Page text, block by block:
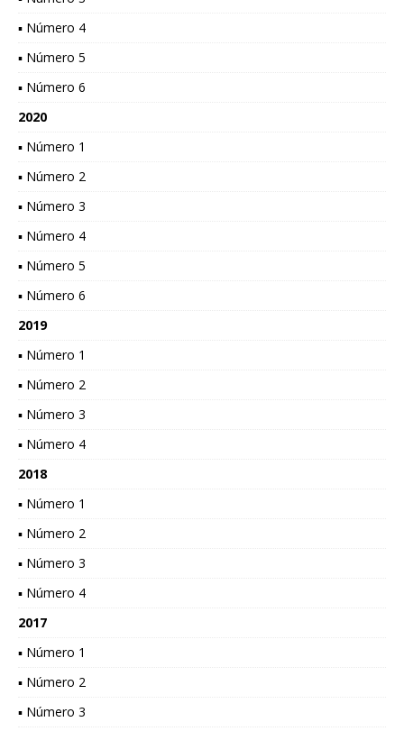
▪ Número 4
▪ Número 5
▪ Número 6
2020
▪ Número 1
▪ Número 2
▪ Número 3
▪ Número 4
▪ Número 5
▪ Número 6
2019
▪ Número 1
▪ Número 2
▪ Número 3
▪ Número 4
2018
▪ Número 1
▪ Número 2
▪ Número 3
▪ Número 4
2017
▪ Número 1
▪ Número 2
▪ Número 3